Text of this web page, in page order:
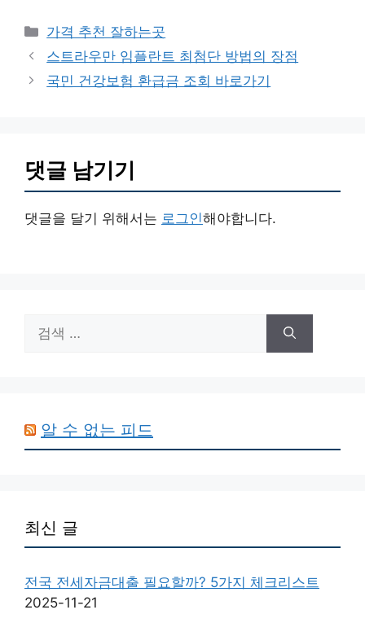
카
테
리
가격 추천 잘하는곳
스트라우만 임플란트 최첨단 방법의 장점
국민 건강보험 환급금 조회 바로가기
댓글 남기기
댓글을 달기 위해서는 로그인해야합니다.
색:
알 수 없는 피드
최신 글
전국 전세자금대출 필요할까? 5가지 체크리스트
2025-11-21